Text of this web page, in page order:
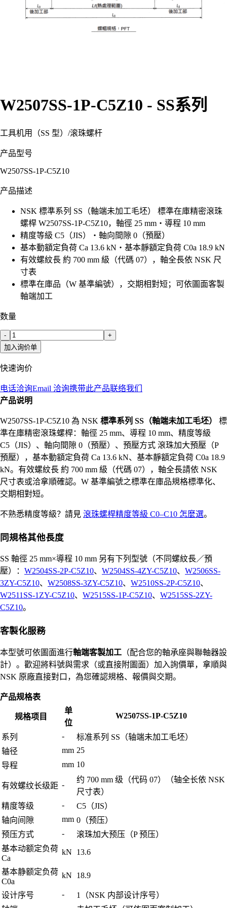
W2507SS-1P-C5Z10 - SS系列
工具机用（SS 型） /滚珠螺杆
产品型号
W2507SS-1P-C5Z10
产品描述
NSK 標準系列 SS（軸端未加工毛坯） 標準在庫精密滾珠
螺桿 W2507SS-1P-C5Z10，軸徑 25 mm・導程 10 mm
精度等級 C5（JIS）・軸向間隙 0（預壓）
基本動額定負荷 Ca 13.6 kN・基本靜額定負荷 C0a 18.9 kN
有效螺紋長 約 700 mm 級（代碼 07），軸全長依 NSK 尺
寸表
標準在庫品（W 基準編號），交期相對短；可依圖面客製
軸端加工
数量
-
+
加入询价单
快速询价
电话洽询Email 洽询携带此产品联络我们
产品说明
W2507SS-1P-C5Z10 為 NSK 標準系列 SS（軸端未加工毛坯）
標
準在庫精密滾珠螺桿：軸徑 25 mm、導程 10 mm、精度等級
C5（JIS）、軸向間隙 0（預壓）、預壓方式 滾珠加大預壓（P
預壓），基本動額定負荷 Ca 13.6 kN、基本靜額定負荷 C0a 18.9
kN。有效螺紋長 約 700 mm 級（代碼 07），軸全長請依 NSK
尺寸表或洽拿順確認。W 基準編號之標準在庫品規格標準化、
交期相對短。
不熟悉精度等級？請見 滾珠螺桿精度等級 C0–C10 怎麼選。
同規格其他長度
SS 軸徑 25 mm×導程 10 mm 另有下列型號（不同螺紋長／預
壓）： W2504SS-2P-C5Z10、 W2504SS-4ZY-C5Z10、 W2506SS-
3ZY-C5Z10、 W2508SS-3ZY-C5Z10、 W2510SS-2P-C5Z10、
W2511SS-1ZY-C5Z10、 W2515SS-1P-C5Z10、 W2515SS-2ZY-
C5Z10。
客製化服務
本型號可依圖面進行軸端客製加工 （配合您的軸承座與聯軸器設
計）。歡迎將料號與需求（或直接附圖面）加入詢價單，拿順與
NSK 原廠直接對口，為您確認規格、報價與交期。
产品规格表
规格项目
单
位
W2507SS-1P-C5Z10
系列 -
标准系列 SS（轴端未加工毛坯）
轴径
mm 25
导程
mm 10
有效螺纹长级距 -
约 700 mm 级（代码 07）（轴全长依 NSK
尺寸表）
精度等级
-
C5（JIS）
轴向间隙
mm 0（预压）
预压方式
-
滚珠加大预压（P 预压）
基本动额定负荷
Ca
kN 13.6
基本静额定负荷
C0a
kN 18.9
设计序号 -
1（NSK 内部设计序号）